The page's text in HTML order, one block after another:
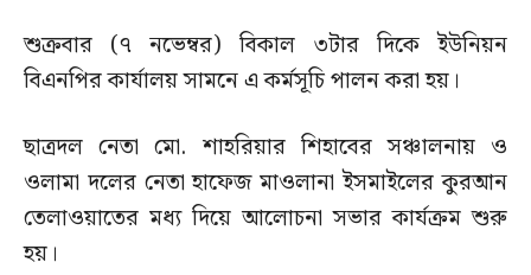
শুক্রবার (৭ নভেম্বর) বিকাল ৩টার দিকে ইউনিয়ন
বিএনপির কার্যালয় সামনে এ কর্মসূচি পালন করা হয়।
ছাত্রদল নেতা মো. শাহরিয়ার শিহাবের সঞ্চালনায় ও
ওলামা দলের নেতা হাফেজ মাওলানা ইসমাইলের কুরআন
তেলাওয়াতের মধ্য দিয়ে আলোচনা সভার কার্যক্রম শুরু
হয়।